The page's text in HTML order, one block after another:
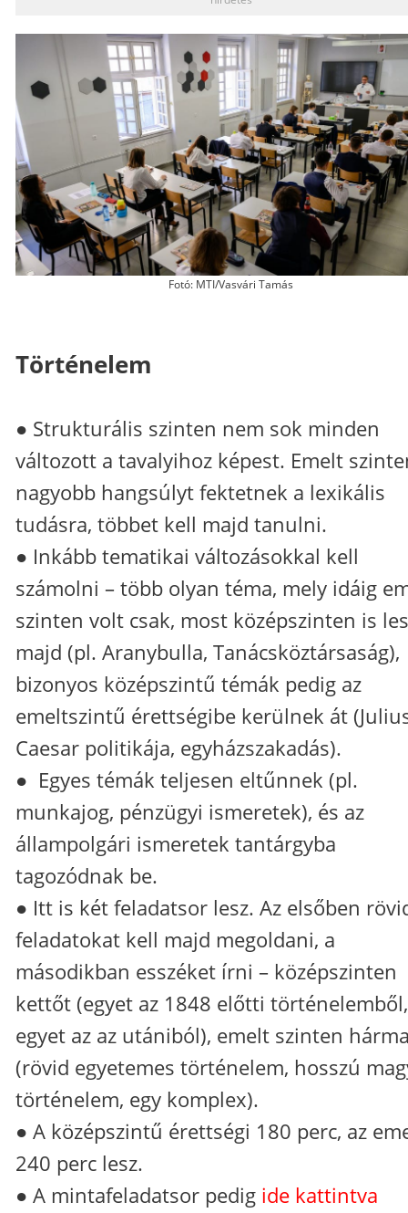
Fotó: MTI/Vasvári Tamás
Történelem
● Strukturális szinten nem sok minden
változott a tavalyihoz képest. Emelt
nagyobb hangsúlyt fektetnek a lexikális
tudásra, többet kell majd tanulni.
● Inkább tematikai változásokkal kell
számolni – több olyan téma, mely idáig
szinten volt csak, most középszinten is
majd (pl. Aranybulla, Tanácsköztársaság),
bizonyos középszintű témák pedig az
emeltszintű érettségibe kerülnek át
Caesar politikája, egyházszakadás).
● Egyes témák teljesen eltűnnek (pl.
munkajog, pénzügyi ismeretek), és az
állampolgári ismeretek tantárgyba
tagozódnak be.
● Itt is két feladatsor lesz. Az elsőben
feladatokat kell majd megoldani, a
másodikban esszéket írni – középszinten
kettőt (egyet az 1848 előtti történelemből,
egyet az az utániból), emelt szinten
(rövid egyetemes történelem, hosszú
történelem, egy komplex).
● A középszintű érettségi 180 perc, az
240 perc lesz.
● A mintafeladatsor pedig ide kattintva